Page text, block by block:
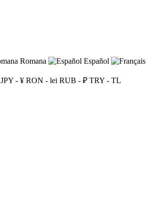
Romana Español
JPY - ¥ RON - lei RUB - ₽ TRY - TL